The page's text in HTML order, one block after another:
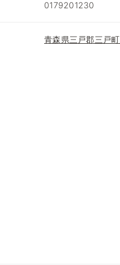
0179201230
青森県三戸郡三戸